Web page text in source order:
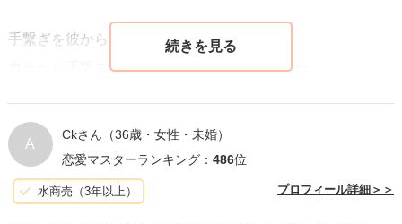
手繋ぎを彼からしてほしいのであれば
自分から手繋ごう？って堂々と言ってしまうか、
れないんだって。
でも女の子って男の人にそういうのリードして何も言わず
スって手握ってくれたら嬉しいのに〜って
A
Ckさん （36歳・女性・未婚）
恋愛マスターランキング： 486位
水商売（3年以上） プロフィール詳細＞＞